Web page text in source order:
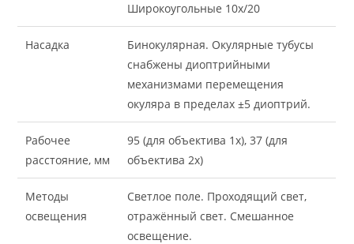
Широкоугольные 10x/20
Насадка
Бинокулярная. Окулярные тубусы
снабжены диоптрийными
механизмами перемещения
окуляра в пределах ±5 диоптрий.
Рабочее
расстояние, мм
95 (для объектива 1х), 37 (для
объектива 2х)
Методы
освещения
Светлое поле. Проходящий свет,
отражённый свет. Смешанное
освещение.